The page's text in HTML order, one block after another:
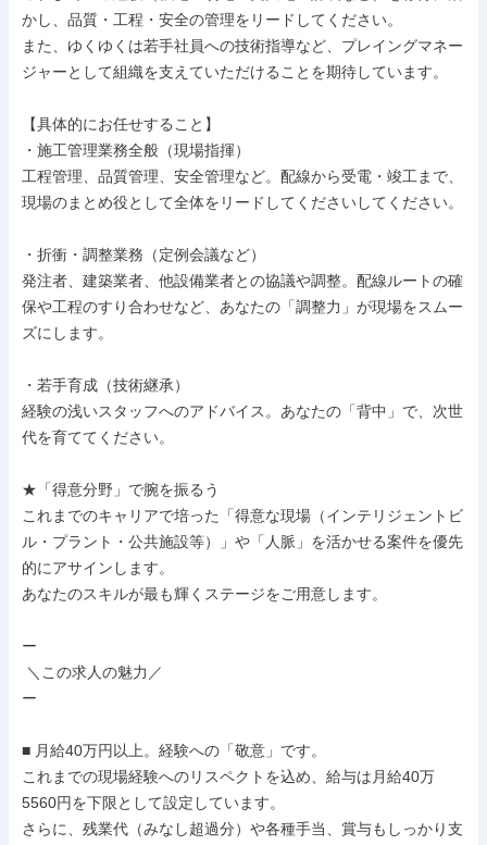
かし、品質・工程・安全の管理をリードしてください。
また、ゆくゆくは若手社員への技術指導など、プレイングマネー
ジャーとして組織を支えていただけることを期待しています。
【具体的にお任せすること】
・施工管理業務全般（現場指揮）
工程管理、品質管理、安全管理など。配線から受電・竣工まで、
現場のまとめ役として全体をリードしてくださいしてください。
・折衝・調整業務（定例会議など）
発注者、建築業者、他設備業者との協議や調整。配線ルートの確
保や工程のすり合わせなど、あなたの「調整力」が現場をスムー
ズにします。
・若手育成（技術継承）
経験の浅いスタッフへのアドバイス。あなたの「背中」で、次世
代を育ててください。
★「得意分野」で腕を振るう
これまでのキャリアで培った「得意な現場（インテリジェントビ
ル・プラント・公共施設等）」や「人脈」を活かせる案件を優先
的にアサインします。
あなたのスキルが最も輝くステージをご用意します。
ー
ー
■ 月給40万円以上。経験への「敬意」です。
これまでの現場経験へのリスペクトを込め、給与は月給40万
5560円を下限として設定しています。
さらに、残業代（みなし超過分）や各種手当、賞与もしっかり支